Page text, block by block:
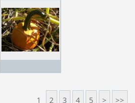
1 2 3 4 5 > >>